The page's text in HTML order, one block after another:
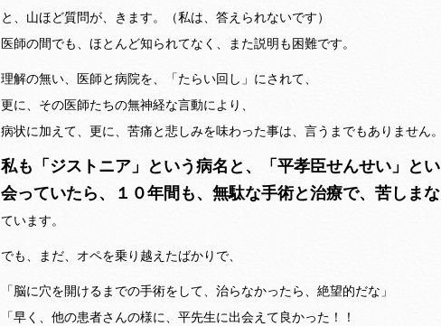
と、山ほど質問が、きます。（私は、答えられないです）
医師の間でも、ほとんど知られてなく、また説明も困難です。
理解の無い、医師と病院を、「たらい回し」にされて、
更に、その医師たちの無神経な言動により、
病状に加えて、更に、苦痛と悲しみを味わった事は、言うまでもありません。
私も「ジストニア」という病名と、「平孝臣せんせい」と
会っていたら、１０年間も、無駄な手術と治療で、苦しまな
ています。
でも、まだ、オペを乗り越えたばかりで、
「脳に穴を開けるまでの手術をして、治らなかったら、絶望的だな」
「早く、他の患者さんの様に、平先生に出会えて良かった！！